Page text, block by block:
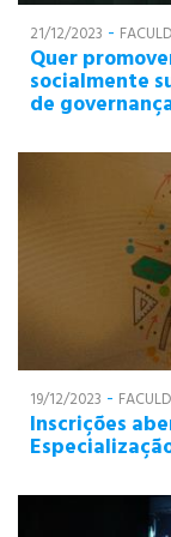
21/12/2023 -
Quer
socialmente
de
19/12/2023 -
Inscrições